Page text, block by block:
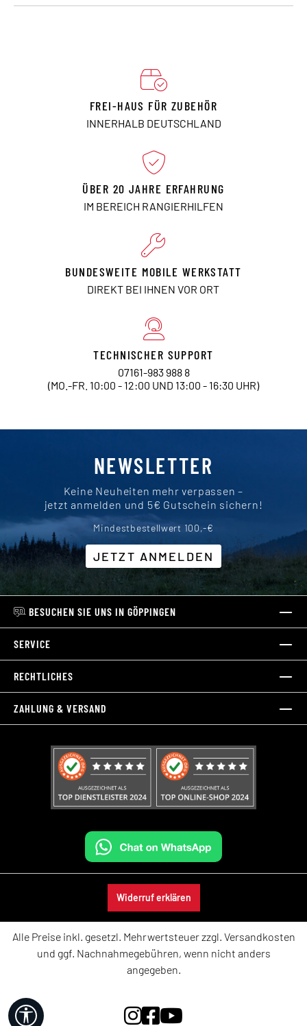
FREI-HAUS FÜR ZUBEHÖR
INNERHALB DEUTSCHLAND
ÜBER 20 JAHRE ERFAHRUNG
IM BEREICH RANGIERHILFEN
BUNDESWEITE MOBILE WERKSTATT
DIREKT BEI IHNEN VOR ORT
TECHNISCHER SUPPORT
07161-983 988 8
(MO.-FR. 10:00 - 12:00 UND 13:00 - 16:30 UHR)
NEWSLETTER
Keine Neuheiten mehr verpassen –
jetzt anmelden und 5€ Gutschein sichern!
Mindestbestellwert 100,-€
JETZT ANMELDEN
BESUCHEN SIE UNS IN GÖPPINGEN
SERVICE
RECHTLICHES
ZAHLUNG & VERSAND
Widerruf erklären
Alle Preise inkl. gesetzl. Mehrwertsteuer zzgl. Versandkosten
und ggf. Nachnahmegebühren, wenn nicht anders
angegeben.
Werkzeugleiste anzeigen